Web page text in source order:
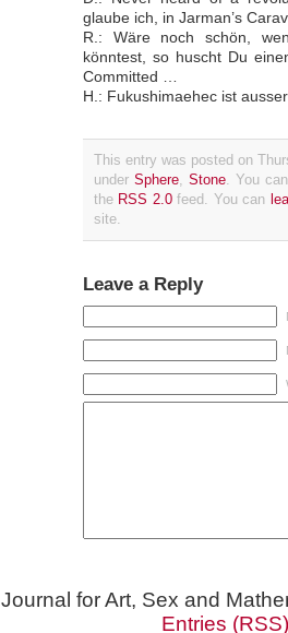
glaube ich, in Jarman’s
R.: Wäre noch schön,
könntest, so huscht Du
Committed …
H.: Fukushimaehec ist
This entry was posted on
under Sphere, Stone. You
the RSS 2.0feed. You can
site.
Leave a Reply
Journal for Art, Sex and
Entries (RSS)